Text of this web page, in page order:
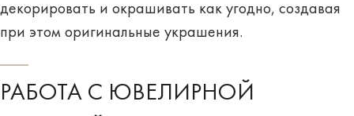
декорировать и окрашивать как угодно, создавая
при этом оригинальные украшения.
РАБОТА С ЮВЕЛИРНОЙ